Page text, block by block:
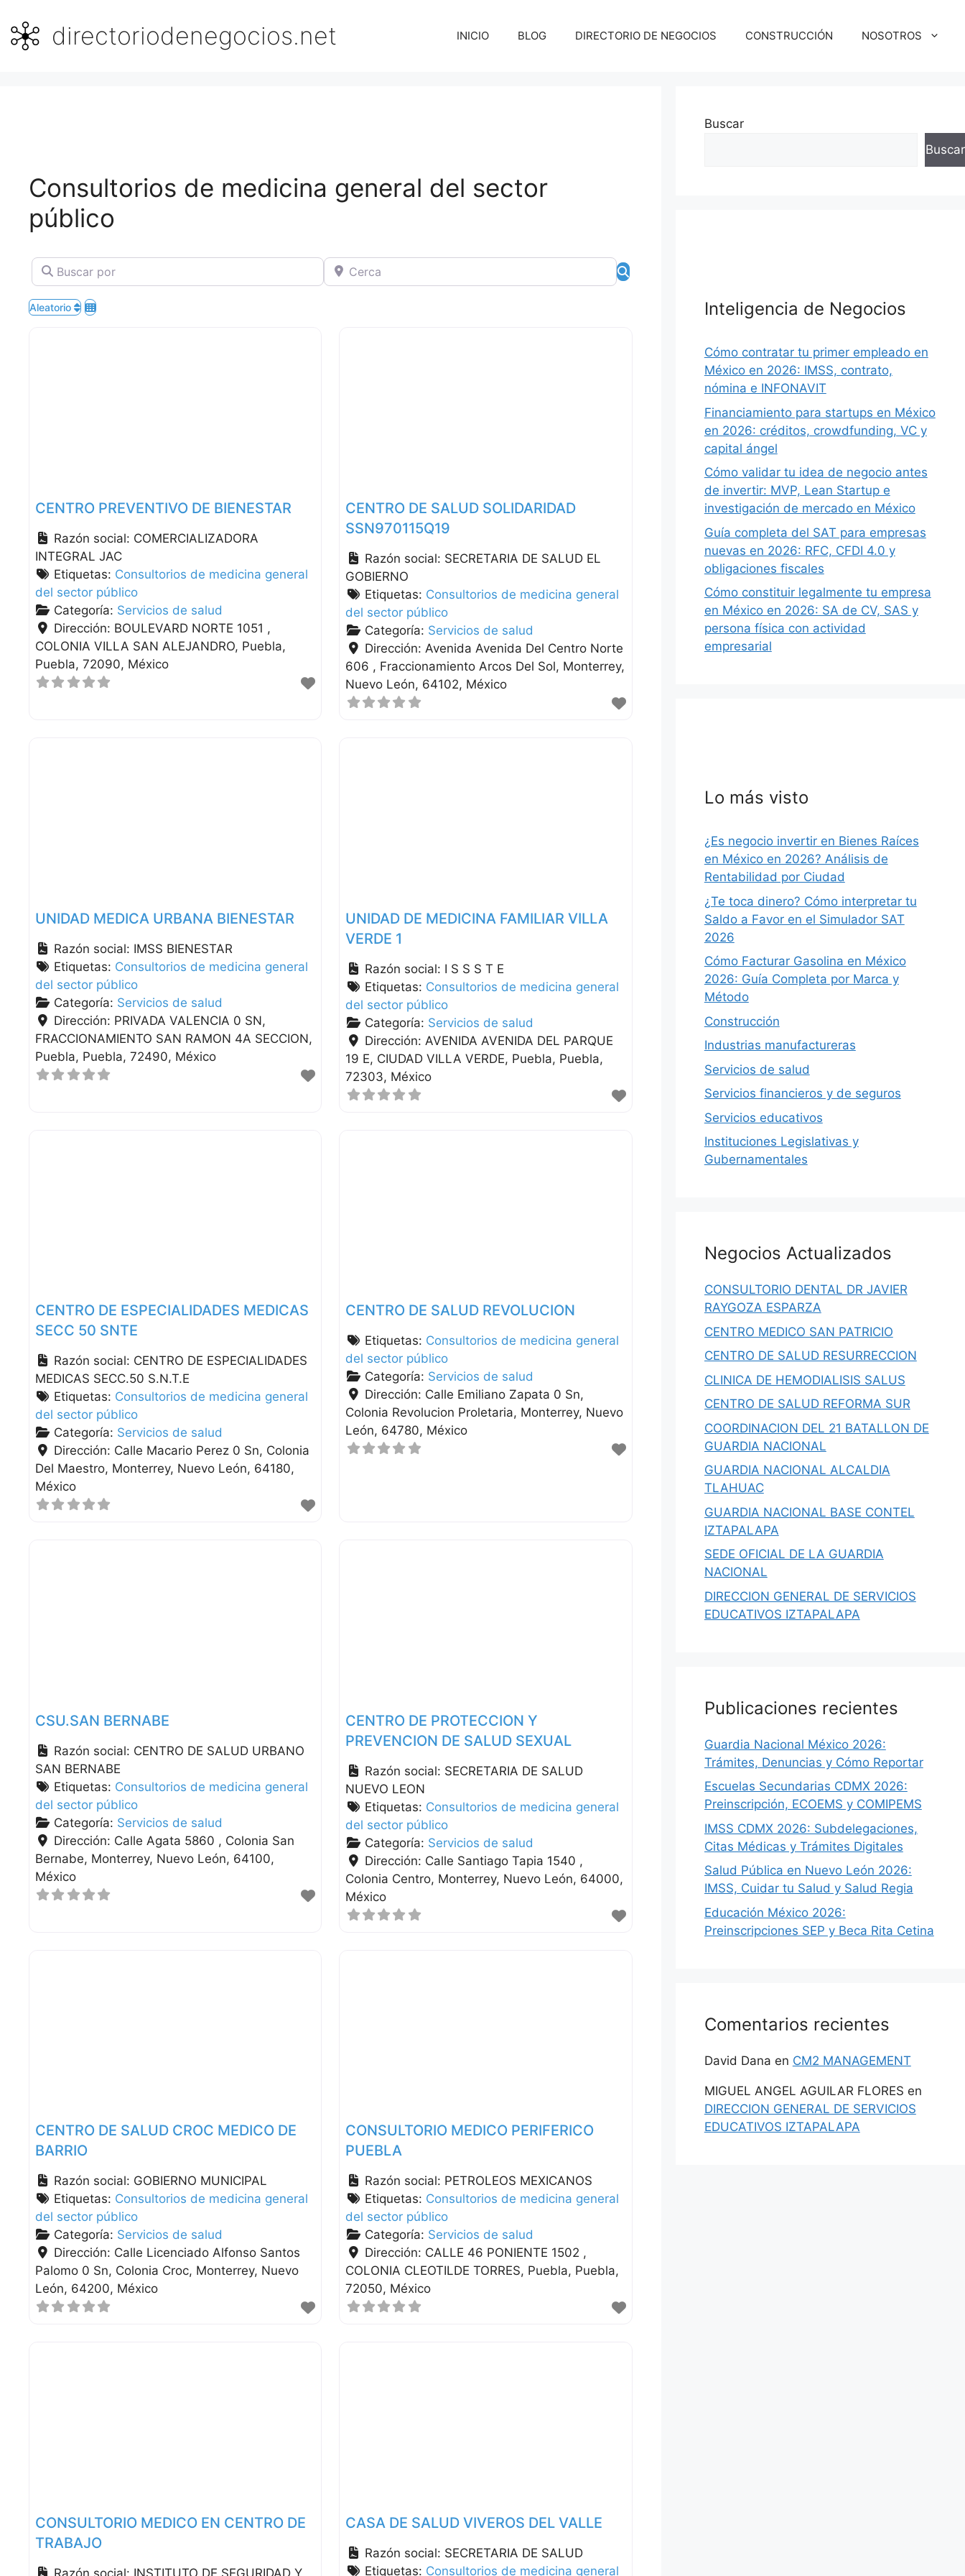
contenidodirectoriodenegocios.net INICIO BLOG DIRECTORIO DE NEGOCIOS CONSTRUCCIÓN NOSOTROS
Consultorios de medicina general del sector
público
Buscar por Cerca Búsqueda
Aleatorio
CENTRO PREVENTIVO DE BIENESTAR
Razón social: COMERCIALIZADORA
INTEGRAL JAC
Etiquetas: Consultorios de medicina general
del sector público
Categoría: Servicios de salud
Dirección: BOULEVARD NORTE 1051 ,
COLONIA VILLA SAN ALEJANDRO Puebla
Puebla 72090 México
CENTRO DE SALUD SOLIDARIDAD
SSN970115Q19
Razón social: SECRETARIA DE SALUD EL
GOBIERNO
Etiquetas: Consultorios de medicina general
del sector público
Categoría: Servicios de salud
Dirección: Avenida Avenida Del Centro Norte
606 , Fraccionamiento Arcos Del Sol Monterrey
Nuevo León 64102 México
UNIDAD MEDICA URBANA BIENESTAR
Razón social: IMSS BIENESTAR
Etiquetas: Consultorios de medicina general
del sector público
Categoría: Servicios de salud
Dirección: PRIVADA VALENCIA 0 SN,
FRACCIONAMIENTO SAN RAMON 4A SECCION
Puebla Puebla 72490 México
UNIDAD DE MEDICINA FAMILIAR VILLA
VERDE 1
Razón social: I S S S T E
Etiquetas: Consultorios de medicina general
del sector público
Categoría: Servicios de salud
Dirección: AVENIDA AVENIDA DEL PARQUE
19 E, CIUDAD VILLA VERDE Puebla Puebla
72303 México
CENTRO DE ESPECIALIDADES MEDICAS
SECC 50 SNTE
Razón social: CENTRO DE ESPECIALIDADES
MEDICAS SECC.50 S.N.T.E
Etiquetas: Consultorios de medicina general
del sector público
Categoría: Servicios de salud
Dirección: Calle Macario Perez 0 Sn, Colonia
Del Maestro Monterrey Nuevo León 64180
México
CENTRO DE SALUD REVOLUCION
Etiquetas: Consultorios de medicina general
del sector público
Categoría: Servicios de salud
Dirección: Calle Emiliano Zapata 0 Sn,
Colonia Revolucion Proletaria Monterrey Nuevo
León 64780 México
CSU.SAN BERNABE
Razón social: CENTRO DE SALUD URBANO
SAN BERNABE
Etiquetas: Consultorios de medicina general
del sector público
Categoría: Servicios de salud
Dirección: Calle Agata 5860 , Colonia San
Bernabe Monterrey Nuevo León 64100
México
CENTRO DE PROTECCION Y
PREVENCION DE SALUD SEXUAL
Razón social: SECRETARIA DE SALUD
NUEVO LEON
Etiquetas: Consultorios de medicina general
del sector público
Categoría: Servicios de salud
Dirección: Calle Santiago Tapia 1540 ,
Colonia Centro Monterrey Nuevo León 64000
México
CENTRO DE SALUD CROC MEDICO DE
BARRIO
Razón social: GOBIERNO MUNICIPAL
Etiquetas: Consultorios de medicina general
del sector público
Categoría: Servicios de salud
Dirección: Calle Licenciado Alfonso Santos
Palomo 0 Sn, Colonia Croc Monterrey Nuevo
León 64200 México
CONSULTORIO MEDICO PERIFERICO
PUEBLA
Razón social: PETROLEOS MEXICANOS
Etiquetas: Consultorios de medicina general
del sector público
Categoría: Servicios de salud
Dirección: CALLE 46 PONIENTE 1502 ,
COLONIA CLEOTILDE TORRES Puebla Puebla
72050 México
CONSULTORIO MEDICO EN CENTRO DE
TRABAJO
Razón social: INSTITUTO DE SEGURIDAD Y
CASA DE SALUD VIVEROS DEL VALLE
Razón social: SECRETARIA DE SALUD
Etiquetas: Consultorios de medicina general
Buscar
Buscar
Inteligencia de Negocios
Cómo contratar tu primer empleado en
México en 2026: IMSS, contrato,
nómina e INFONAVIT
Financiamiento para startups en México
en 2026: créditos, crowdfunding, VC y
capital ángel
Cómo validar tu idea de negocio antes
de invertir: MVP, Lean Startup e
investigación de mercado en México
Guía completa del SAT para empresas
nuevas en 2026: RFC, CFDI 4.0 y
obligaciones fiscales
Cómo constituir legalmente tu empresa
en México en 2026: SA de CV, SAS y
persona física con actividad
empresarial
Lo más visto
¿Es negocio invertir en Bienes Raíces
en México en 2026? Análisis de
Rentabilidad por Ciudad
¿Te toca dinero? Cómo interpretar tu
Saldo a Favor en el Simulador SAT
2026
Cómo Facturar Gasolina en México
2026: Guía Completa por Marca y
Método
Construcción
Industrias manufactureras
Servicios de salud
Servicios financieros y de seguros
Servicios educativos
Instituciones Legislativas y
Gubernamentales
Negocios Actualizados
CONSULTORIO DENTAL DR JAVIER
RAYGOZA ESPARZA
CENTRO MEDICO SAN PATRICIO
CENTRO DE SALUD RESURRECCION
CLINICA DE HEMODIALISIS SALUS
CENTRO DE SALUD REFORMA SUR
COORDINACION DEL 21 BATALLON DE
GUARDIA NACIONAL
GUARDIA NACIONAL ALCALDIA
TLAHUAC
GUARDIA NACIONAL BASE CONTEL
IZTAPALAPA
SEDE OFICIAL DE LA GUARDIA
NACIONAL
DIRECCION GENERAL DE SERVICIOS
EDUCATIVOS IZTAPALAPA
Publicaciones recientes
Guardia Nacional México 2026:
Trámites, Denuncias y Cómo Reportar
Escuelas Secundarias CDMX 2026:
Preinscripción, ECOEMS y COMIPEMS
IMSS CDMX 2026: Subdelegaciones,
Citas Médicas y Trámites Digitales
Salud Pública en Nuevo León 2026:
IMSS, Cuidar tu Salud y Salud Regia
Educación México 2026:
Preinscripciones SEP y Beca Rita Cetina
Comentarios recientes
David Dana en CM2 MANAGEMENT
MIGUEL ANGEL AGUILAR FLORES en
DIRECCION GENERAL DE SERVICIOS
EDUCATIVOS IZTAPALAPA